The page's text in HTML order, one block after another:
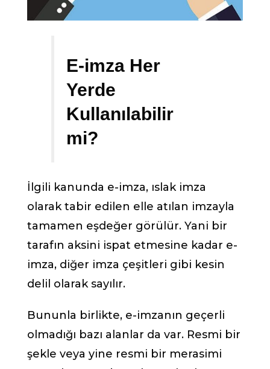
E-imza Her
Yerde
Kullanılabilir
mi?
İlgili kanunda e-imza, ıslak imza
olarak tabir edilen elle atılan imzayla
tamamen eşdeğer görülür. Yani bir
tarafın aksini ispat etmesine kadar e-
imza, diğer imza çeşitleri gibi kesin
delil olarak sayılır.
Bununla birlikte, e-imzanın geçerli
olmadığı bazı alanlar da var. Resmi bir
şekle veya yine resmi bir merasimi